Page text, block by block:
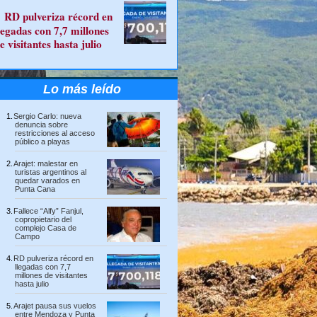
RD pulveriza récord en
con 7,7 millones
visitantes hasta julio
Lo más leído
Sergio Carlo: nueva
denuncia sobre
restricciones al acceso
público a playas
Arajet: malestar en
turistas argentinos al
quedar varados en
Punta Cana
Fallece “Alfy” Fanjul,
copropietario del
complejo Casa de
Campo
RD pulveriza récord en
llegadas con 7,7
millones de visitantes
hasta julio
Arajet pausa sus vuelos
entre Mendoza y Punta